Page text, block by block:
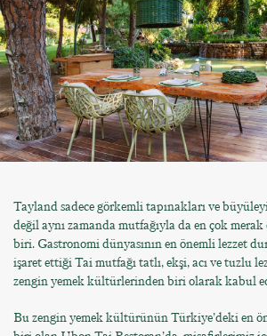
Tayland sadece görkemli tapınakları ve
değil aynı zamanda mutfağıyla da en çok
biri. Gastronomi dünyasının en önemli lezzet
işaret ettiği Tai mutfağı tatlı, ekşi, acı ve tuzlu
zengin yemek kültürlerinden biri olarak kabul
Bu zengin yemek kültürünün Türkiye’deki en